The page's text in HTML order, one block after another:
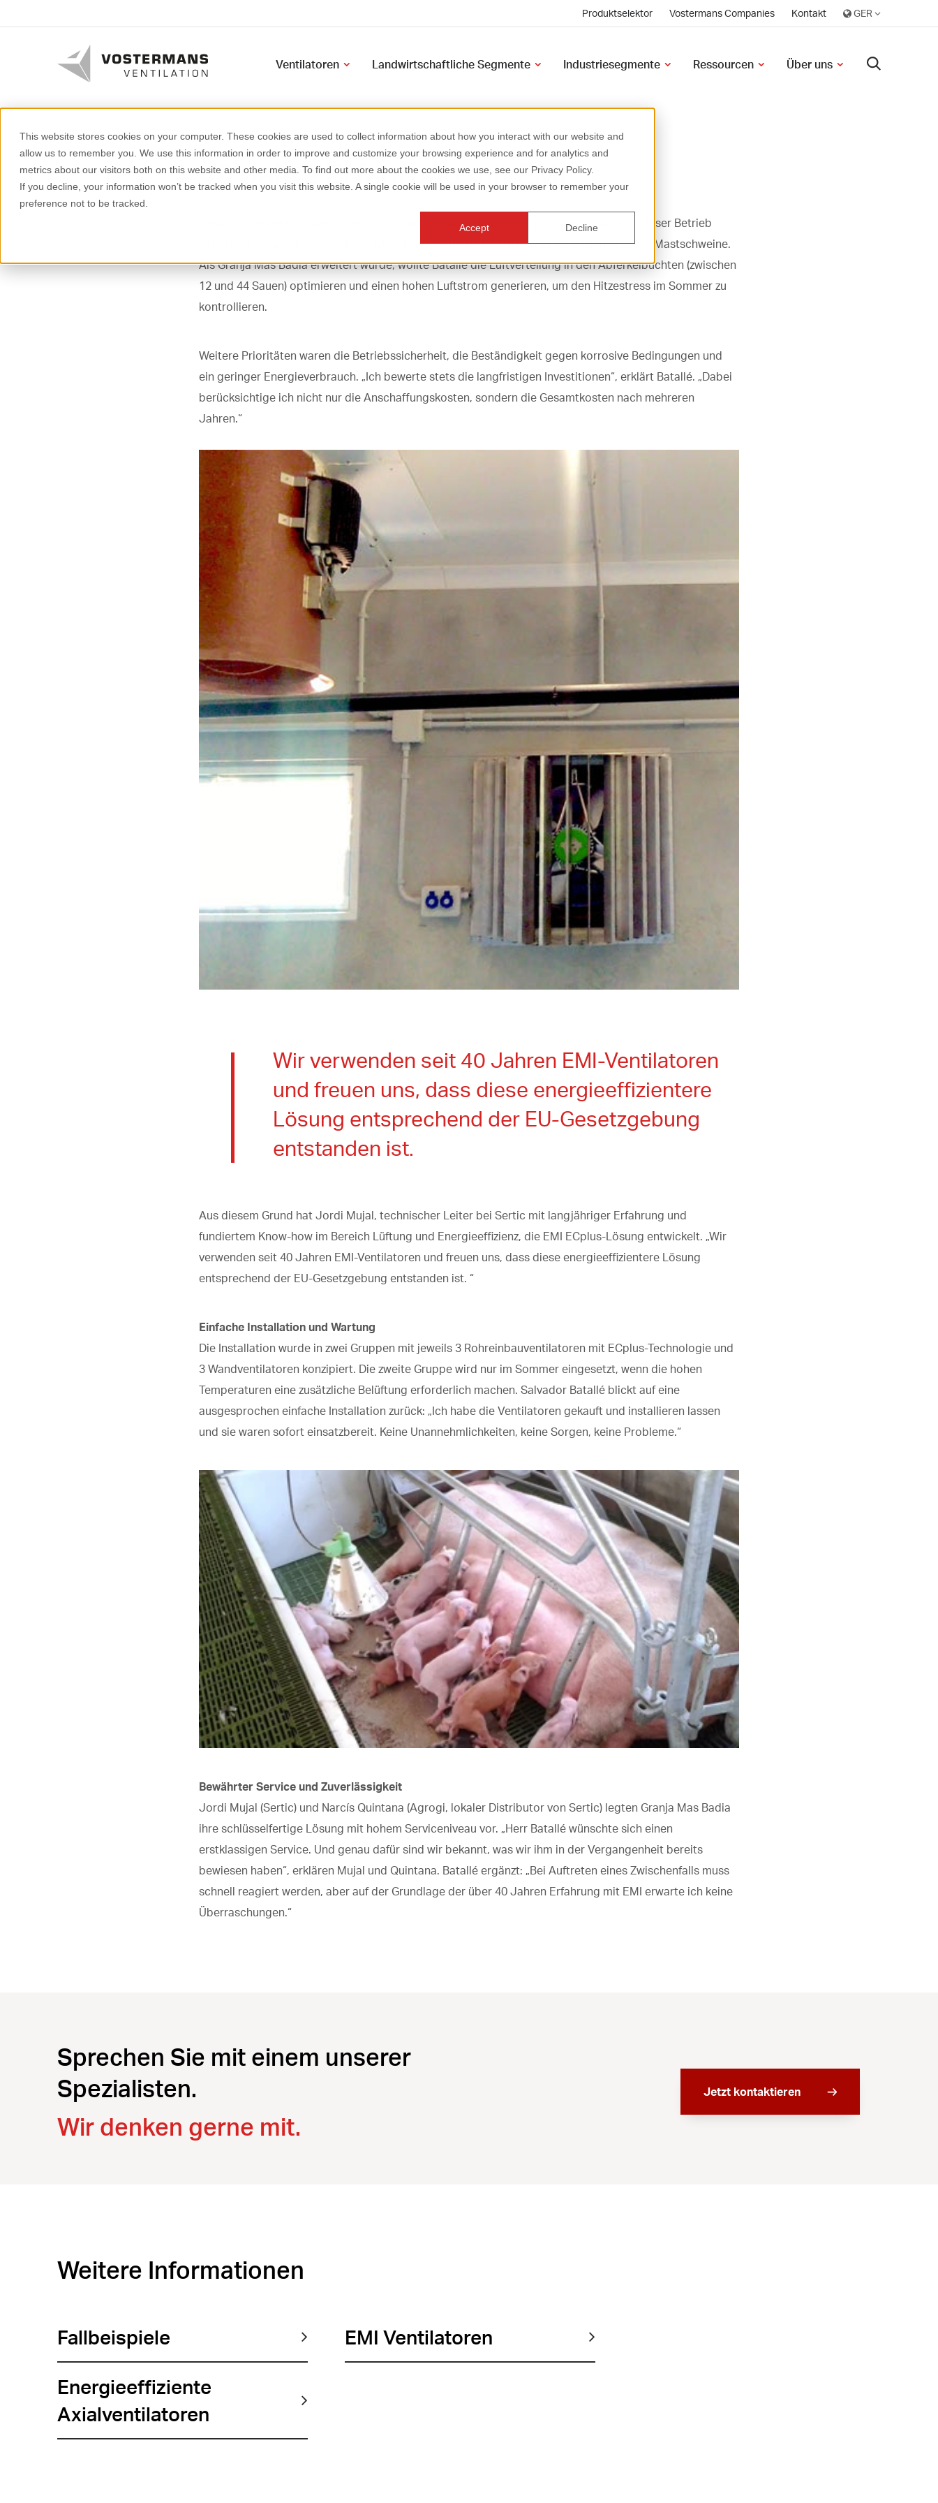
This website stores cookies on your computer. These cookies are used to collect information about how you interact with our website and
allow us to remember you. We use this information in order to improve and customize your browsing experience and for analytics and
metrics about our visitors both on this website and other media. To find out more about the cookies we use, see our Privacy Policy.
If you decline, your information won’t be tracked when you visit this website. A single cookie will be used in your browser to remember your
preference not to be tracked.
Accept Decline
Produktselektor Vostermans Companies Kontakt
Ventilatoren Landwirtschaftliche Segmente Industriesegmente Ressourcen Über uns
40Jahre Erfahrung mit EMI
Salvador Batallé ist Eigentümer von Granja Mas Badia in Santa Pau (Girona, Spanien). Dieser Betrieb
gehört zur „Grup Batalle“ und besitzt mehrere Betriebe für Saug- und Absetzferkel sowie Mastschweine.
Als Granja Mas Badia erweitert wurde, wollte Batallé die Luftverteilung in den Abferkelbuchten (zwischen
12 und 44 Sauen) optimieren und einen hohen Luftstrom generieren, um den Hitzestress im Sommer zu
kontrollieren.
Weitere Prioritäten waren die Betriebssicherheit, die Beständigkeit gegen korrosive Bedingungen und
ein geringer Energieverbrauch. „Ich bewerte stets die langfristigen Investitionen“, erklärt Batallé. „Dabei
berücksichtige ich nicht nur die Anschaffungskosten, sondern die Gesamtkosten nach mehreren
Jahren.“
Wir verwenden seit 40 Jahren EMI-Ventilatoren
und freuen uns, dass diese energieeffizientere
Lösung entsprechend der EU-Gesetzgebung
entstanden ist.
Aus diesem Grund hat Jordi Mujal, technischer Leiter bei Sertic mit langjähriger Erfahrung und
fundiertem Know-how im Bereich Lüftung und Energieeffizienz, die EMI ECplus-Lösung entwickelt. „Wir
verwenden seit 40 Jahren EMI-Ventilatoren und freuen uns, dass diese energieeffizientere Lösung
entsprechend der EU-Gesetzgebung entstanden ist. “
Einfache Installation und Wartung
Die Installation wurde in zwei Gruppen mit jeweils 3 Rohreinbauventilatoren mit ECplus-Technologie und
3 Wandventilatoren konzipiert. Die zweite Gruppe wird nur im Sommer eingesetzt, wenn die hohen
Temperaturen eine zusätzliche Belüftung erforderlich machen. Salvador Batallé blickt auf eine
ausgesprochen einfache Installation zurück: „Ich habe die Ventilatoren gekauft und installieren lassen
und sie waren sofort einsatzbereit. Keine Unannehmlichkeiten, keine Sorgen, keine Probleme.“
Bewährter Service und Zuverlässigkeit
Jordi Mujal (Sertic) und Narcís Quintana (Agrogi, lokaler Distributor von Sertic) legten Granja Mas Badia
ihre schlüsselfertige Lösung mit hohem Serviceniveau vor. „Herr Batallé wünschte sich einen
erstklassigen Service. Und genau dafür sind wir bekannt, was wir ihm in der Vergangenheit bereits
bewiesen haben“, erklären Mujal und Quintana. Batallé ergänzt: „Bei Auftreten eines Zwischenfalls muss
schnell reagiert werden, aber auf der Grundlage der über 40 Jahren Erfahrung mit EMI erwarte ich keine
Überraschungen.“
Sprechen Sie mit einem unserer
Spezialisten.
Wir denken gerne mit.
Jetzt kontaktieren
Weitere Informationen
Fallbeispiele EMI Ventilatoren
Energieeffiziente
Axialventilatoren